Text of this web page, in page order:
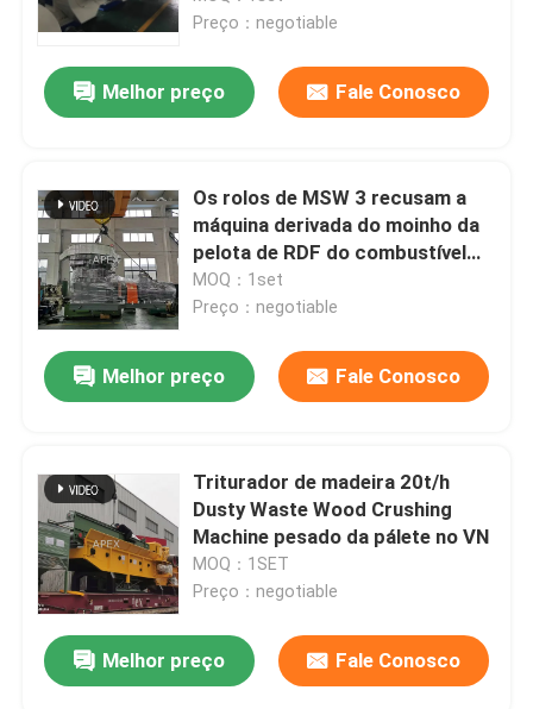
Preço：negotiable
Melhor preço Fale Conosco
Os rolos de MSW 3 recusam a
máquina derivada do moinho da
pelota de RDF do combustível
biológico nenhum rolamento de
rolo.
MOQ：1set
Preço：negotiable
Melhor preço Fale Conosco
Triturador de madeira 20t/h
Dusty Waste Wood Crushing
Machine pesado da pálete no VN
MOQ：1SET
Preço：negotiable
Melhor preço Fale Conosco